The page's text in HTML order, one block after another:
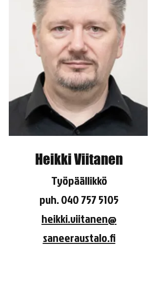
Heikki Viitanen
Työpäällikkö
puh.040 757 5105
heikki.viitanen@
saneeraustalo.fi